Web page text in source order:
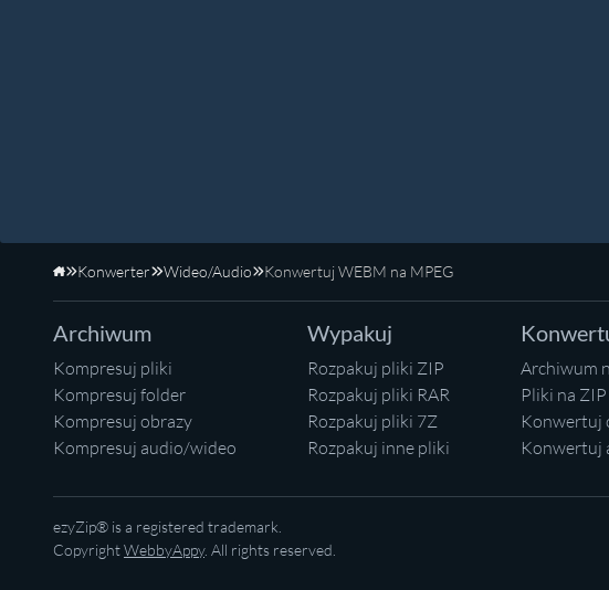
Strona główna
Konwerter Wideo/Audio Konwertuj WEBM na MPEG
Archiwum
Kompresuj pliki
Kompresuj folder
Kompresuj obrazy
Kompresuj audio/wideo
Wypakuj
Rozpakuj pliki ZIP
Rozpakuj pliki RAR
Rozpakuj pliki 7Z
Rozpakuj inne pliki
Archiwum
Pliki na ZIP
Konwertuj
Konwertuj
ezyZip® is a registered trademark.
CopyrightWebbyAppy. All rights reserved.